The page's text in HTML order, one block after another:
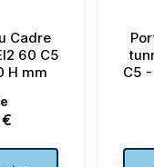
Cadre
60 C5
H mm
C5